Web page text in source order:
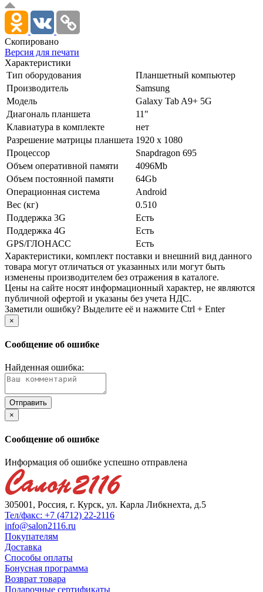
Скопировано
Версия для печати
Характеристики
Тип оборудования
Планшетный компьютер
Производитель
Samsung
Модель
Galaxy Tab A9+ 5G
Диагональ планшета
11"
Клавиатура в комплекте
нет
Разрешение матрицы планшета 1920 x 1080
Процессор
Snapdragon 695
Объем оперативной памяти
4096Mb
Объем постоянной памяти
64Gb
Операционная система
Android
Вес (кг)
0.510
Поддержка 3G
Есть
Поддержка 4G
Есть
GPS/ГЛОНАСС
Есть
Xарактеристики, комплект поставки и внешний вид данного
товара могут отличаться от указанных или могут быть
изменены производителем без отражения в каталоге.
Цены на сайте носят информационный характер, не являются
публичной офертой и указаны без учета НДС.
Заметили ошибку? Выделите её и нажмите Ctrl + Enter
×
Сообщение об ошибке
Найденная ошибка:
×
Сообщение об ошибке
Информация об ошибке успешно отправлена
305001, Россия, г. Курск, ул. Карла Либкнехта, д.5
Тел/факс: +7 (4712) 22-2116
info@salon2116.ru
Покупателям
Доставка
Способы оплаты
Бонусная программа
Возврат товара
Подарочные сертификаты